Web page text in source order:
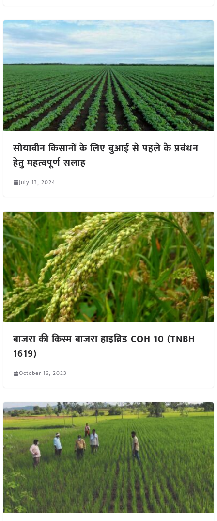
सोयाबीन किसानों के लिए बुआई से पहले के प्रबंधन
हेतु महत्वपूर्ण सलाह
July 13, 2024
बाजरा की किस्म बाजरा हाइब्रिड COH 10 (TNBH
1619)
October 16, 2023